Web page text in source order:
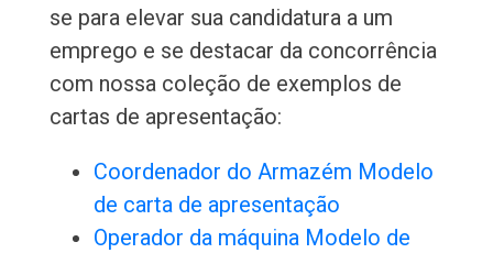
se para elevar sua candidatura a um
emprego e se destacar da concorrência
com nossa coleção de exemplos de
cartas de apresentação:
Coordenador do Armazém Modelo
de carta de apresentação
Operador da máquina Modelo de